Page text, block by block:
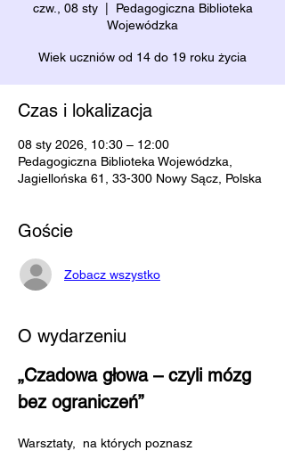
czw., 08 sty
  |
Pedagogiczna Biblioteka
Wojewódzka
Wiek uczniów od 14 do 19 roku życia
Czas i lokalizacja
08 sty 2026, 10:30 – 12:00
Pedagogiczna Biblioteka Wojewódzka,
Jagiellońska 61, 33-300 Nowy Sącz, Polska
Goście
Zobacz wszystko
O wydarzeniu
„Czadowa głowa – czyli mózg
bez ograniczeń”
Warsztaty,  na których poznasz